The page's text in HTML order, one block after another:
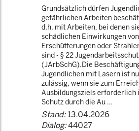
Grundsätzlich dürfen
gefährlichen Arbeiten
d.h. mit Arbeiten, bei denen
schädlichen Einwirkungen
Erschütterungen oder
sind - § 22
(JArbSchG).Die
Jugendlichen mit Lasern ist
zulässig, wenn sie zum
Ausbildungsziels erforderlich
Schutz durch die Au ...
Stand:13.04.2026
Dialog:44027